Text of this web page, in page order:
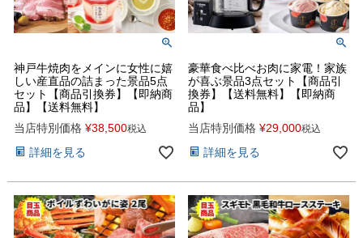
神戸牛焼肉をメインに女性に嬉
しい産直品の詰まった景品5点
セット【商品引換券】【即納商
品】【送料無料】
当店特別価格 ¥38,500税込
詳細を見る
豪華食べ比べお肉に家電！家族
が喜ぶ景品3点セット【商品引
換券】【送料無料】【即納商
品】
当店特別価格 ¥29,000税込
詳細を見る